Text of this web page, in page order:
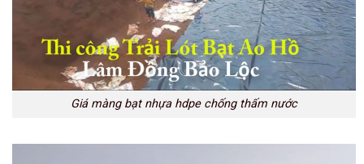
Giá màng bạt nhựa hdpe chống thấm nước